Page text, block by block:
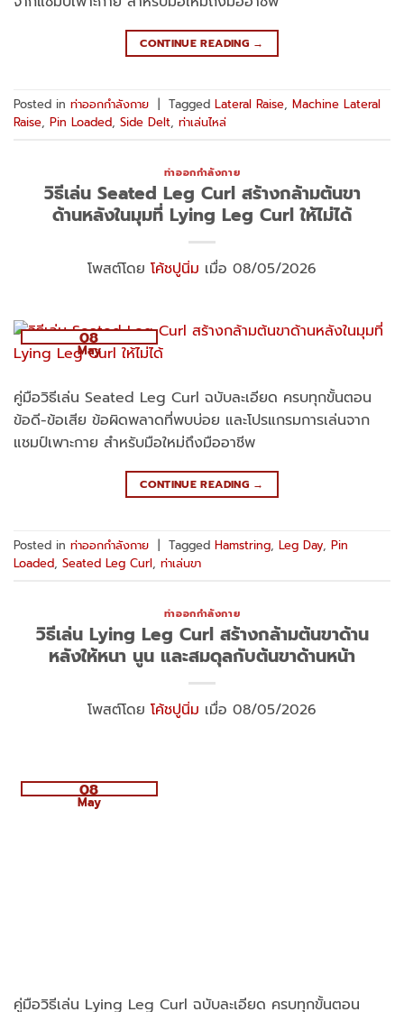
CONTINUE READING →
Posted in ท่าออกกำลังกาย Tagged Lateral Raise, Machine Lateral
Raise, Pin Loaded, Side Delt, ท่าเล่นไหล่
ท่าออกกำลังกาย
วิธีเล่น Seated Leg Curl สร้างกล้ามต้นขา
ด้านหลังในมุมที่ Lying Leg Curl ให้ไม่ได้
โพสต์โดย โค้ชปูนิ่ม เมื่อ 08/05/2026
08
May
คู่มือวิธีเล่น Seated Leg Curl ฉบับละเอียด ครบทุกขั้นตอน
ข้อดี-ข้อเสีย ข้อผิดพลาดที่พบบ่อย และโปรแกรมการเล่นจาก
แชมป์เพาะกาย สำหรับมือใหม่ถึงมืออาชีพ
CONTINUE READING →
Posted in ท่าออกกำลังกาย Tagged Hamstring, Leg Day, Pin
Loaded, Seated Leg Curl, ท่าเล่นขา
ท่าออกกำลังกาย
วิธีเล่น Lying Leg Curl สร้างกล้ามต้นขาด้าน
หลังให้หนา นูน และสมดุลกับต้นขาด้านหน้า
โพสต์โดย โค้ชปูนิ่ม เมื่อ 08/05/2026
08
May
คู่มือวิธีเล่น Lying Leg Curl ฉบับละเอียด ครบทุกขั้นตอน